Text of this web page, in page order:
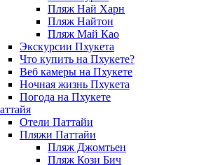
Пляж Най Харн
Пляж Найтон
Пляж Май Као
Экскурсии Пхукета
Что купить на Пхукете?
Веб камеры на Пхукете
Ночная жизнь Пхукета
Погода на Пхукете
Отели Паттайи
Пляжи Паттайи
Пляж Джомтьен
Пляж Кози Бич